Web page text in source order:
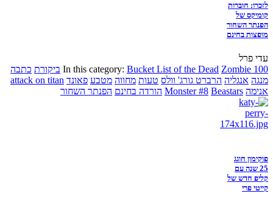
לזכרו: חוברות
קומיקס של
הפנתר השחור
מופצות בחינם
עדי פרל
In this category: Bucket List of the Dead Zombie 100 ביקורת כתבה
מנגה אנגליה הרברט גורג' וולס טעות מחווה מטבע פאונד attack on titan
אנימה
Monster #8 Beastars הורדה בחינם הפנתר השחור
פוקימון חוגג
25 שנה עם
קליפ חדש של
קייטי פרי